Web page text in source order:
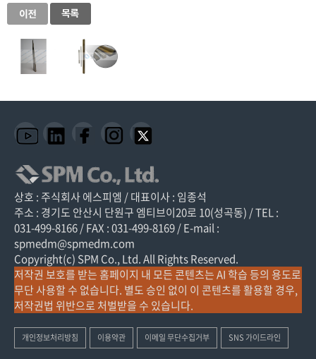
상호 : 주식회사 에스피엠 / 대표이사 : 임종석
주소 : 경기도 안산시 단원구 엠티브이20로 10(성곡동) / TEL :
031-499-8166 / FAX : 031-499-8169 / E-mail :
spmedm@spmedm.com
Copyright(c) SPM Co., Ltd. All Rights Reserved.
저작권 보호를 받는 홈페이지 내 모든 콘텐츠는 AI 학습 등의 용도로
무단 사용할 수 없습니다. 별도 승인 없이 이 콘텐츠를 활용할 경우,
저작권법 위반으로 처벌받을 수 있습니다.
개인정보처리방침 이용약관 이메일 무단수집거부 SNS 가이드라인